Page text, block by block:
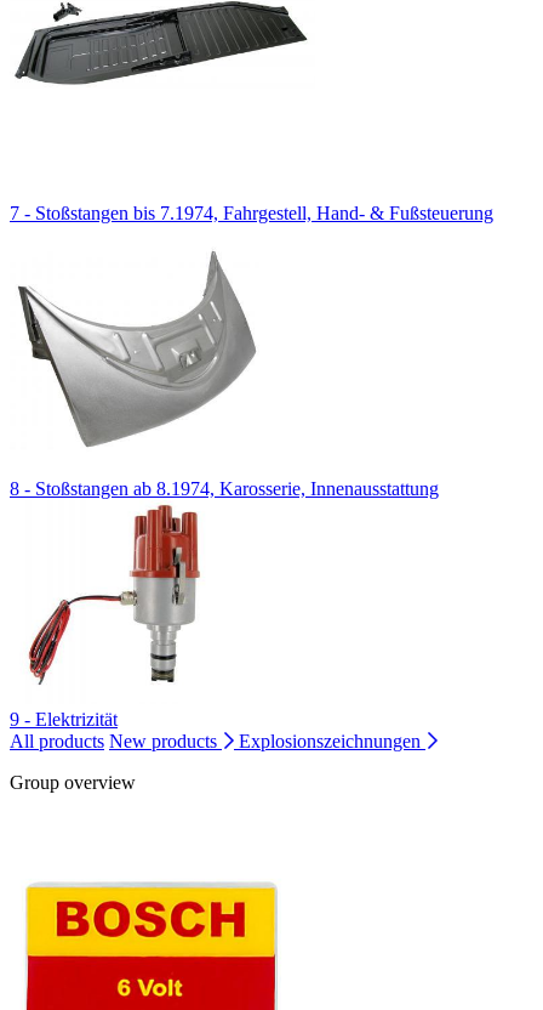
7 - Stoßstangen bis 7.1974, Fahrgestell, Hand- & Fußsteuerung
8 - Stoßstangen ab 8.1974, Karosserie, Innenausstattung
9 - Elektrizität
All products New products
Explosionszeichnungen
Group overview